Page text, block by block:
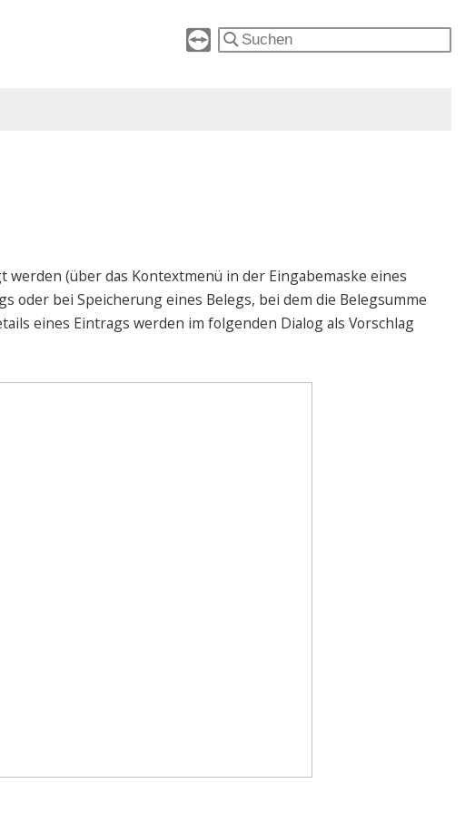
(über das Kontextmenü in der Eingabemaske eines
oder bei Speicherung eines Belegs, bei dem die Belegsumme
eines Eintrags werden im folgenden Dialog als Vorschlag